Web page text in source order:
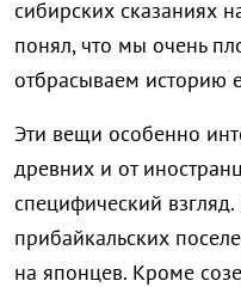
сибирских сказаниях
понял, что мы очень
отбрасываем историю
Эти вещи особенно
древних и от
специфический
прибайкальских
на японцев. Кроме